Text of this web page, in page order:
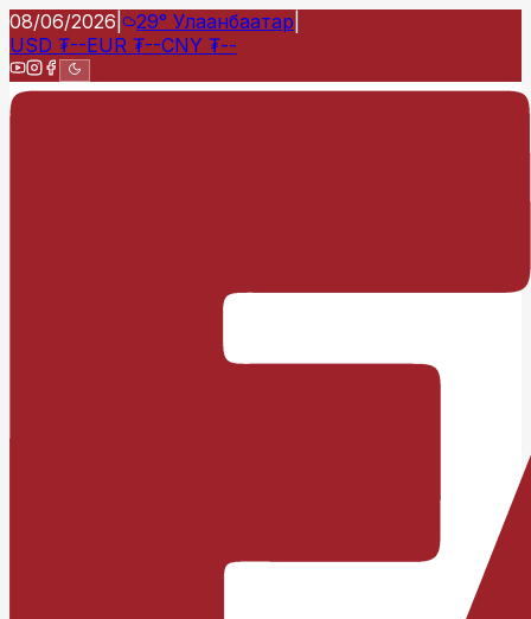
08/06/2026 29° Улаанбаатар
USD ₮--EUR ₮--CNY ₮--